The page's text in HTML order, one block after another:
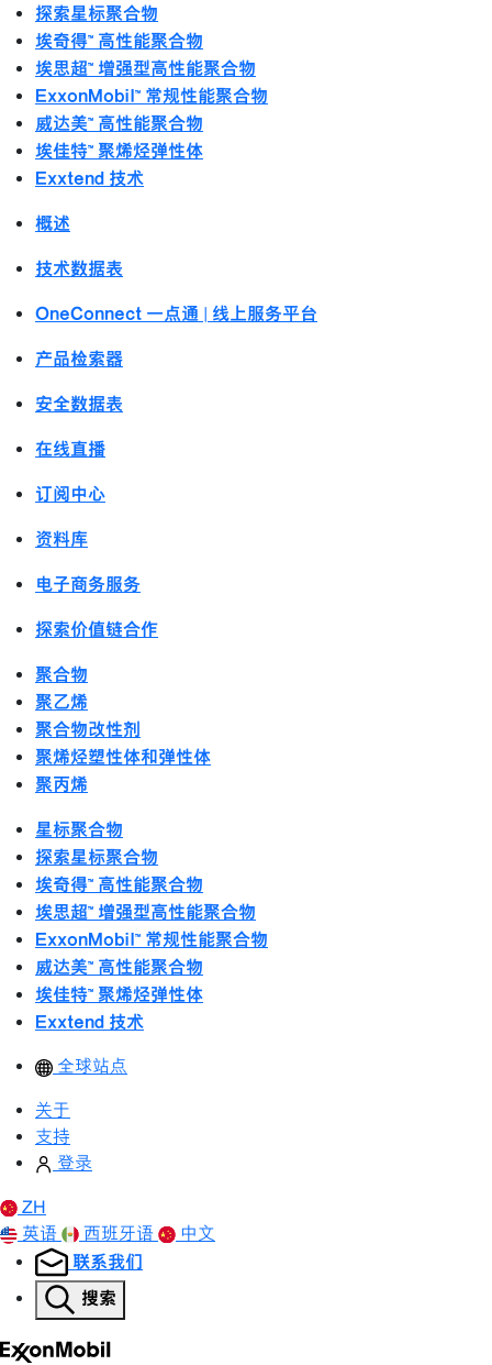
探索星标聚合物
埃奇得™ 高性能聚合物
埃思超™ 增强型高性能聚合物
ExxonMobil™ 常规性能聚合物
威达美™ 高性能聚合物
埃佳特™ 聚烯烃弹性体
Exxtend 技术
概述
技术数据表
OneConnect 一点通 | 线上服务平台
产品检索器
安全数据表
在线直播
订阅中心
资料库
电子商务服务
探索价值链合作
聚合物
聚乙烯
聚合物改性剂
聚烯烃塑性体和弹性体
聚丙烯
星标聚合物
探索星标聚合物
埃奇得™ 高性能聚合物
埃思超™ 增强型高性能聚合物
ExxonMobil™ 常规性能聚合物
威达美™ 高性能聚合物
埃佳特™ 聚烯烃弹性体
Exxtend 技术
全球站点
关于
支持
登录
ZH
英语
西班牙语 中文
联系我们
搜索